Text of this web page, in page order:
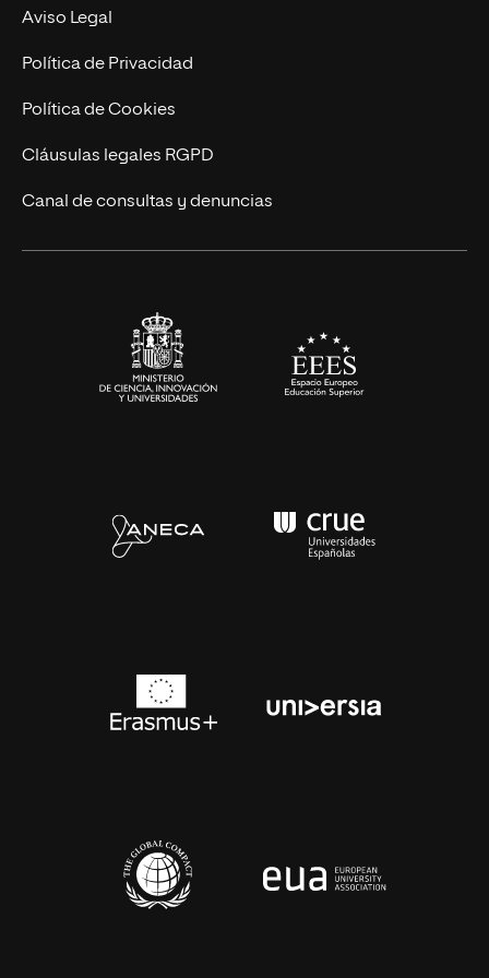
Experto Universitario
Postgrados
Cursos Universitarios
Nuestro Equipo
Trabaja en UNIR
Actualidad
UNIR Revista
Eventos
Aviso Legal
Política de Privacidad
Política de Cookies
Cláusulas legales RGPD
Canal de consultas y denuncias